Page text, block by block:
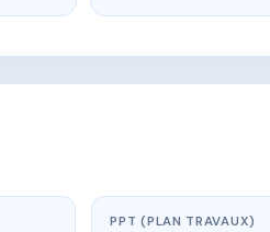
PPT (PLAN TRAVAUX)